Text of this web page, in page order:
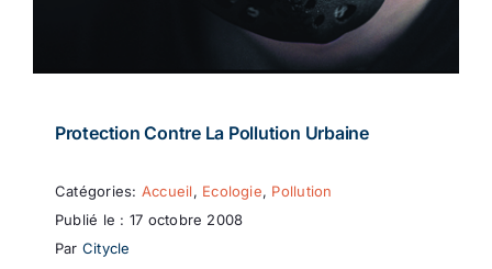
Protection Contre La Pollution Urbaine
Catégories: Accueil, Ecologie, Pollution
Publié le : 17 octobre 2008
Par Citycle